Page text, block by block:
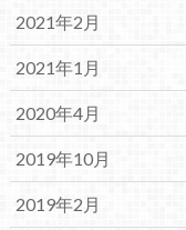
2021年2月
2021年1月
2020年4月
2019年10月
2019年2月